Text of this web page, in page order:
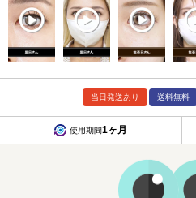
当日発送あり 送料無料
使用期間1ヶ月